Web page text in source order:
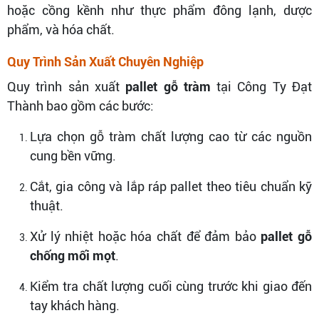
hoặc cồng kềnh như thực phẩm đông lạnh, dược
phẩm, và hóa chất.
Quy Trình Sản Xuất Chuyên Nghiệp
Quy trình sản xuất pallet gỗ tràm tại Công Ty Đạt
Thành bao gồm các bước:
Lựa chọn gỗ tràm chất lượng cao từ các nguồn
cung bền vững.
Cắt, gia công và lắp ráp pallet theo tiêu chuẩn kỹ
thuật.
Xử lý nhiệt hoặc hóa chất để đảm bảo pallet gỗ
chống mối mọt.
Kiểm tra chất lượng cuối cùng trước khi giao đến
tay khách hàng.